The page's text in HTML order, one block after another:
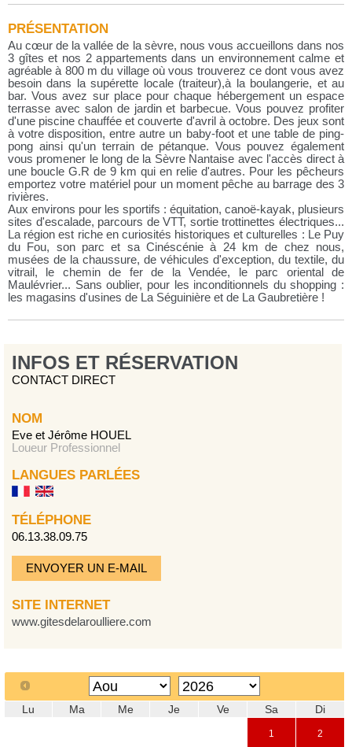
PRÉSENTATION
Au cœur de la vallée de la sèvre, nous vous accueillons dans nos
3 gîtes et nos 2 appartements dans un environnement calme et
agréable à 800 m du village où vous trouverez ce dont vous avez
besoin dans la supérette locale (traiteur),à la boulangerie, et au
bar. Vous avez sur place pour chaque hébergement un espace
terrasse avec salon de jardin et barbecue. Vous pouvez profiter
d'une piscine chauffée et couverte d'avril à octobre. Des jeux sont
à votre disposition, entre autre un baby-foot et une table de ping-
pong ainsi qu'un terrain de pétanque. Vous pouvez également
vous promener le long de la Sèvre Nantaise avec l'accès direct à
une boucle G.R de 9 km qui en relie d'autres. Pour les pêcheurs
emportez votre matériel pour un moment pêche au barrage des 3
rivières.
Aux environs pour les sportifs : équitation, canoë-kayak, plusieurs
sites d'escalade, parcours de VTT, sortie trottinettes électriques...
La région est riche en curiosités historiques et culturelles : Le Puy
du Fou, son parc et sa Cinéscénie à 24 km de chez nous,
musées de la chaussure, de véhicules d'exception, du textile, du
vitrail, le chemin de fer de la Vendée, le parc oriental de
Maulévrier... Sans oublier, pour les inconditionnels du shopping :
les magasins d'usines de La Séguinière et de La Gaubretière !
INFOS ET RÉSERVATION
CONTACT DIRECT
NOM
Eve et Jérôme HOUEL
Loueur Professionnel
LANGUES PARLÉES
TÉLÉPHONE
06.13.38.09.75
ENVOYER UN E-MAIL
SITE INTERNET
www.gitesdelaroulliere.com
Lu Ma Me Je Ve Sa Di
1 2